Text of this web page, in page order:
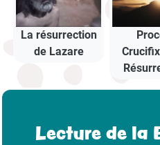
La résurrection
de Lazare
Lecture de la